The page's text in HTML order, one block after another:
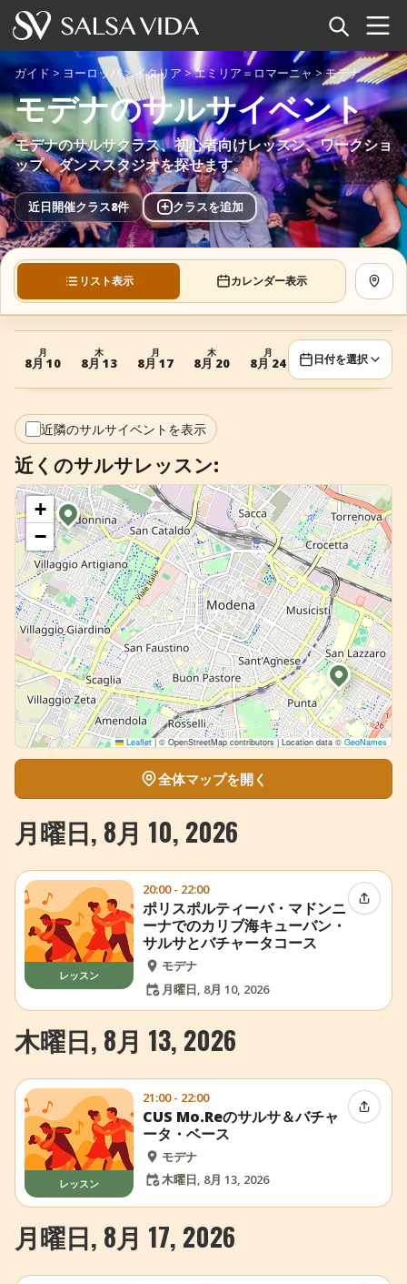
ホーム
イベント
ニュース
記事
動画
サルサ用語集
TuneTempo
+ イベントを追加
ガイド > ヨーロッパ> イタリア>エミリア＝ロマーニャ >モデナ
モデナのサルサイベント
モデナのサルサクラス、初心者向けレッスン、ワークショ
ップ、ダンススタジオを探せます。
近日開催クラス8件 + クラスを追加
リスト表示 カレンダー表示 地図
月
8月 10
木
8月 13
月
8月 17
木
8月 20
月
8月 24 日付を選択
近隣のサルサイベントを表示
近くのサルサレッスン:
+
−
Leaflet | © OpenStreetMap contributors | Location data ©GeoNames
全体マップを開く
月曜日, 8月 10, 2026
レッスン
20:00 - 22:00
ポリスポルティーバ・マドンニ
ーナでのカリブ海キューバン・
サルサとバチャータコース
モデナ
月曜日, 8月 10, 2026
イベン
木曜日, 8月 13, 2026
レッスン
21:00 - 22:00
CUS Mo.Reのサルサ＆バチャ
ータ・ベース
モデナ
木曜日, 8月 13, 2026
イベン
月曜日, 8月 17, 2026